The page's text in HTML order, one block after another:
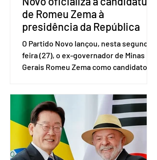
de Romeu Zema à
presidência da República
O Partido Novo lançou, nesta segunda-
feira (27), o ex-governador de Minas
Gerais Romeu Zema como candidato à
Brasília. O Novo ainda não definiu quem
vai compor a chapa como candidato a
vice-presidente. A convenção contou
com a presença do presidente nacional
do partido, Eduardo Ribeiro, e do